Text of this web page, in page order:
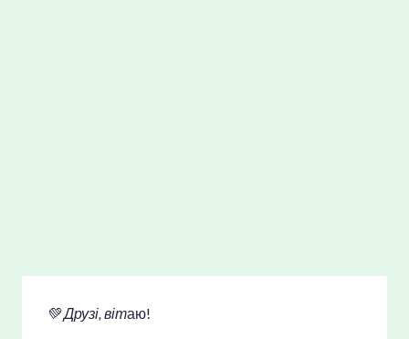
💚Друзі, вітаю!